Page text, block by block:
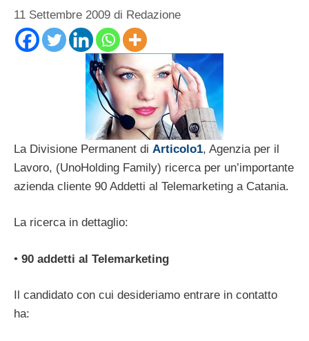
11 Settembre 2009 di Redazione
La Divisione Permanent di Articolo1, Agenzia per il
Lavoro, (UnoHolding Family) ricerca per un’importante
azienda cliente 90 Addetti al Telemarketing a Catania.
La ricerca in dettaglio:
• 90 addetti al Telemarketing
Il candidato con cui desideriamo entrare in contatto
ha: